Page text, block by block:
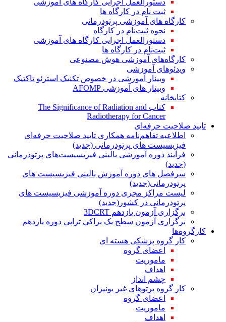
دستورالعمل اجرایی کارگاه های آموزشی
ثبت نام در کارگاه ها
کارگاه های آموزشی پرتودرمانی
نحوه ثبت‌نام در کارگاه
دستورالعمل اجرایی کارگاه های آموزشی
ثبت‌نام در کارگاه ها
کارگاه‌های آموزشی هوش مصنوعی
ویدئوهای آموزشی
وبینار آموزشی در خصوص تکنیک استرئو تاکتیک
وبینار های آموزشی AFOMP
کتابخانه
کتاب The Significance of Radiation and
Radiotherapy for Cancer
تایید صلاحیت حرفه‌ای
اطلاعیه تفاهم‌نامه همکاری تایید صلاحیت حرفه‌ای
فیزیسیست های پرتودرمانی (جدید)
فرآیند دوره آموزشی بالینی فیزیسیست‌های پرتودرمانی
(جدید)
سرفصل های دوره آموزش بالینی فیزیسیست های
پرتودرمانی(جدید)
لیست مراکز مجری دوره آموزشی فیزیسیست های
پرتودرمانی در کشور(جدید)
برگزاری آزمون یازدهم 3DCRT
برگزاری آزمون سطح یک براکی تراپی دوره یازدهم
کارگروه‌ها
کار گروه پزشکی هسته ای
اعضای گروه
ماموریت
اهداف
چشم انداز
کار گروه پرتوهای غیر یونیزان
اعضای گروه
ماموریت
اهداف